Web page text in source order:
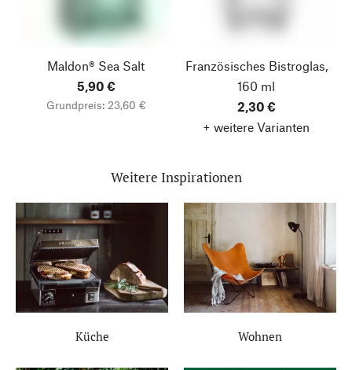
Maldon® Sea Salt
5,90 €
Grundpreis: 23,60 €
Französisches Bistroglas,
160 ml
2,30 €
+ weitere Varianten
Weitere Inspirationen
Küche Wohnen